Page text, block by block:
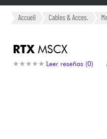
Guitarras &
Sintetizadores &
Accueil Cables & Acces.
RTXMSCX
★ ★ ★ ★ ★
★ ★ ★ ★ ★ Leer reseñas (0)